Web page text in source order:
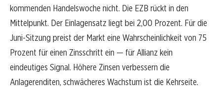
kommenden Handelswoche nicht. Die EZB rückt in den
Mittelpunkt. Der Einlagensatz liegt bei 2,00 Prozent. Für die
Juni-Sitzung preist der Markt eine Wahrscheinlichkeit von 75
Prozent für einen Zinsschritt ein — für Allianz kein
eindeutiges Signal. Höhere Zinsen verbessern die
Anlagerenditen, schwächeres Wachstum ist die Kehrseite.